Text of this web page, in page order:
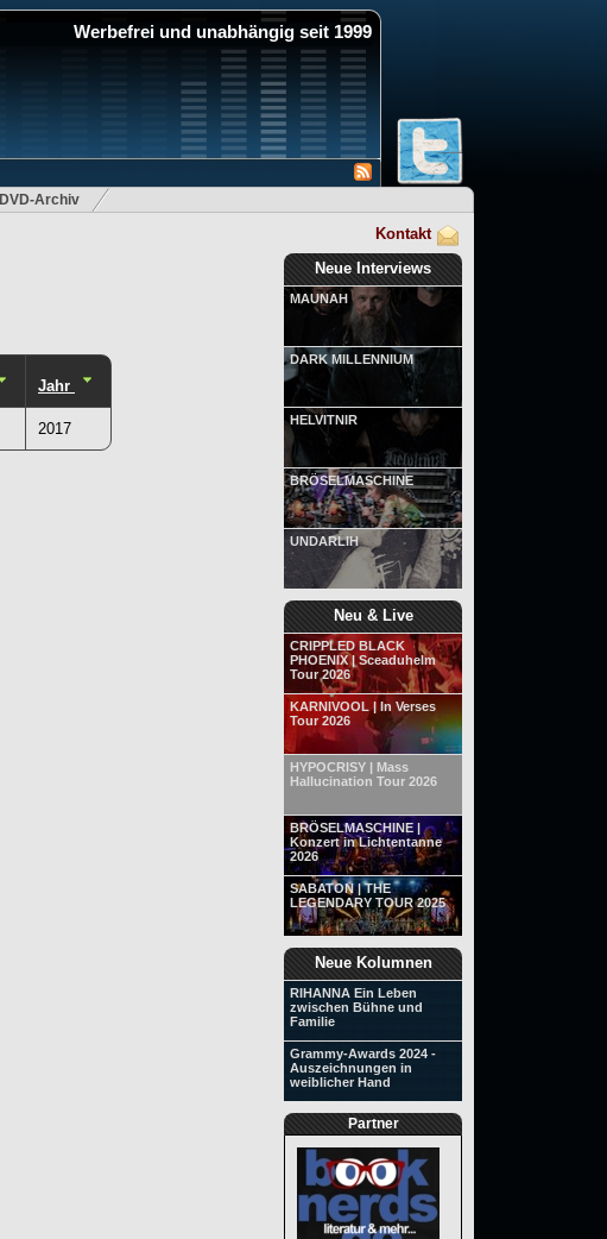
Werbefrei und unabhängig seit 1999
DVD-Archiv
Kontakt
Neue Interviews
MAUNAH
DARK MILLENNIUM
HELVITNIR
BRÖSELMASCHINE
UNDARLIH
Neu & Live
CRIPPLED BLACK
PHOENIX | Sceaduhelm
Tour 2026
KARNIVOOL | In Verses
Tour 2026
HYPOCRISY | Mass
Hallucination Tour 2026
BRÖSELMASCHINE |
Konzert in Lichtentanne
2026
SABATON | THE
LEGENDARY TOUR 2025
Neue Kolumnen
RIHANNA Ein Leben
zwischen Bühne und
Familie
Grammy-Awards 2024 -
Auszeichnungen in
weiblicher Hand
Partner
Jahr
2017